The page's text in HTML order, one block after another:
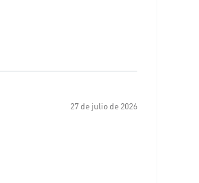
27 de julio de 2026